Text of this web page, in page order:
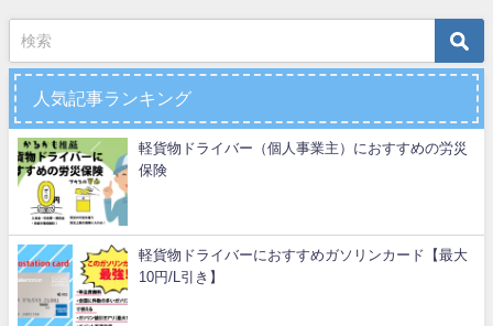
人気記事ランキング
軽貨物ドライバー（個人事業主）におすすめの労災
保険
軽貨物ドライバーにおすすめガソリンカード【最大
10円/L引き】